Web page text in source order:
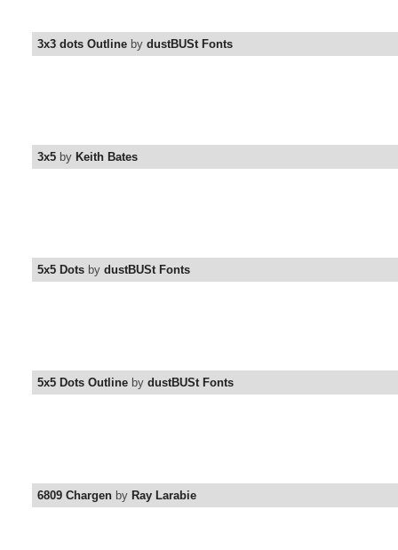
3x3 dots Outline by dustBUSt Fonts
3x5 by Keith Bates
5x5 Dots by dustBUSt Fonts
5x5 Dots Outline by dustBUSt Fonts
6809 Chargen by Ray Larabie